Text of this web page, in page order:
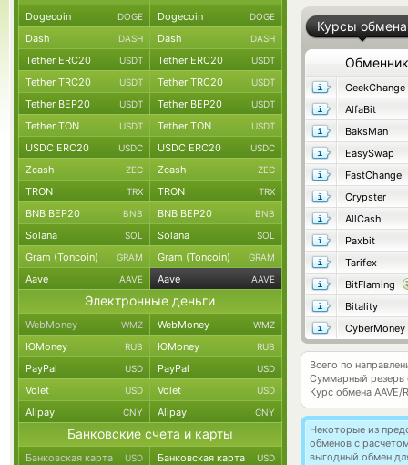
Курсы обмена
Обменник
GeekChange
AlfaBit
BaksMan
EasySwap
FastChange
Crypster
AllCash
Paxbit
Tarifex
BitFlaming
Bitality
CyberMoney
Всего по
Суммарный резерв
Курс обмена AAVE/
Некоторые из
обменов с
выгодный обмен
Dogecoin DOGE Dogecoin DOGE
Dash DASH Dash DASH
Tether ERC20 USDT Tether ERC20 USDT
Tether TRC20 USDT Tether TRC20 USDT
Tether BEP20 USDT Tether BEP20 USDT
Tether TON USDT Tether TON USDT
USDC ERC20 USDC USDC ERC20 USDC
Zcash ZEC Zcash ZEC
TRON TRX TRON TRX
BNB BEP20 BNB BNB BEP20 BNB
Solana SOL Solana SOL
Gram (Toncoin) GRAM Gram (Toncoin) GRAM
Aave AAVE Aave AAVE
Электронные деньги
WebMoney WMZ WebMoney WMZ
ЮMoney RUB ЮMoney RUB
PayPal USD PayPal USD
Volet USD Volet USD
Alipay CNY Alipay CNY
Банковские счета и карты
Банковская карта USD Банковская карта USD